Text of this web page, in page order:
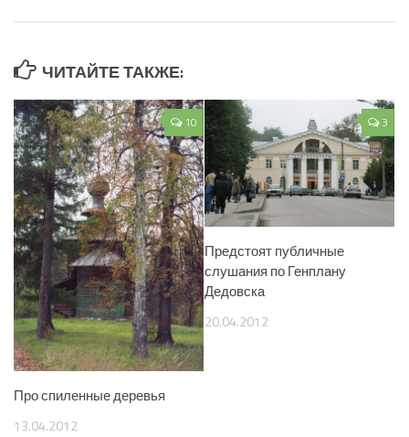
ЧИТАЙТЕ ТАКЖЕ:
10
Про спиленные деревья
13.04.2012
3
Предстоят публичные
слушания по Генплану
Дедовска
20.04.2012